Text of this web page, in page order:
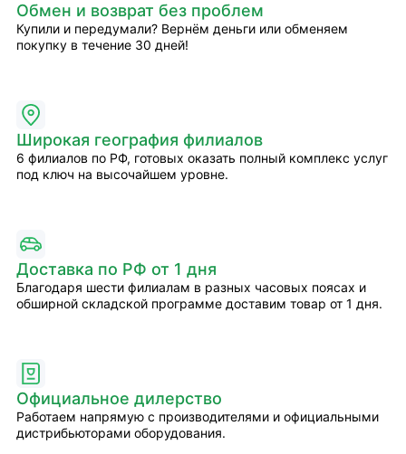
Обмен и возврат без проблем
Купили и передумали? Вернём деньги или обменяем
покупку в течение 30 дней!
Широкая география филиалов
6 филиалов по РФ, готовых оказать полный комплекс услуг
под ключ на высочайшем уровне.
Доставка по РФ от 1 дня
Благодаря шести филиалам в разных часовых поясах и
обширной складской программе доставим товар от 1 дня.
Официальное дилерство
Работаем напрямую с производителями и официальными
дистрибьюторами оборудования.